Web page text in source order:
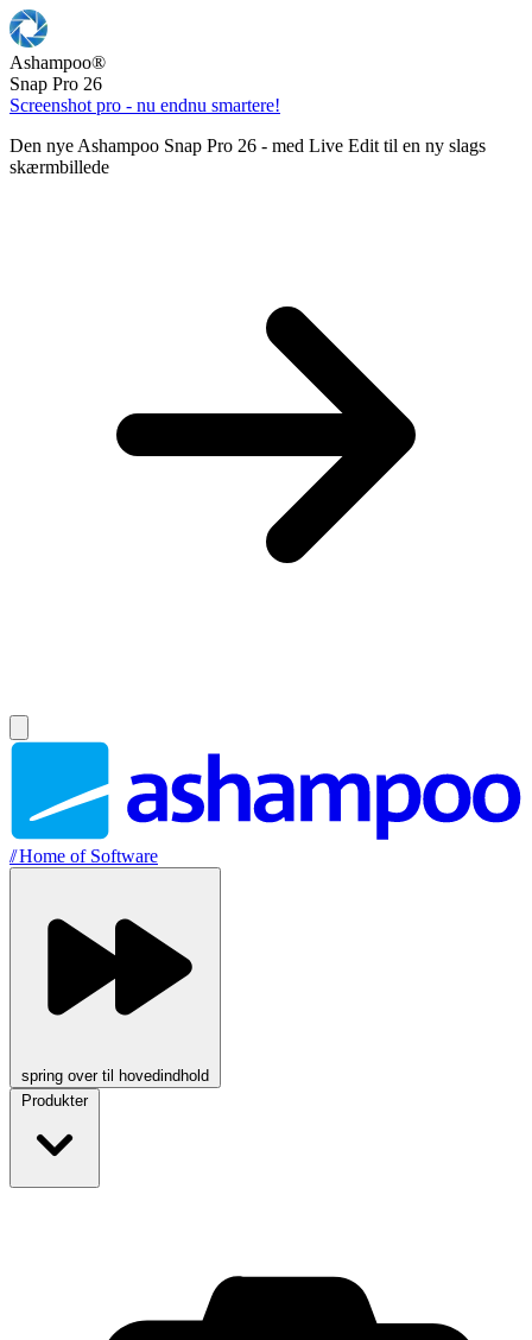
Ashampoo®
Snap Pro 26
Screenshot pro - nu endnu smartere!
Den nye Ashampoo Snap Pro 26 - med Live Edit til en ny slags
skærmbillede
//Home of Software
spring over til hovedindhold
Produkter